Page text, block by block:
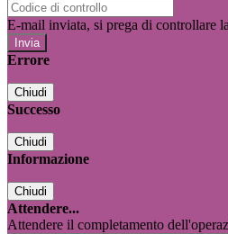
E-mail inviata, si prega di controllare
Errore
Chiudi
Successo
Chiudi
Informazione
Chiudi
Attendere...
Attendere il completamento